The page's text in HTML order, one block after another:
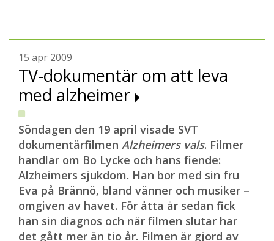
15 apr 2009
TV-dokumentär om att leva
med alzheimer
Söndagen den 19 april visade SVT
dokumentärfilmen Alzheimers vals. Filmer
handlar om Bo Lycke och hans fiende:
Alzheimers sjukdom. Han bor med sin fru
Eva på Brännö, bland vänner och musiker –
omgiven av havet. För åtta år sedan fick
han sin diagnos och när filmen slutar har
det gått mer än tio år. Filmen är gjord av